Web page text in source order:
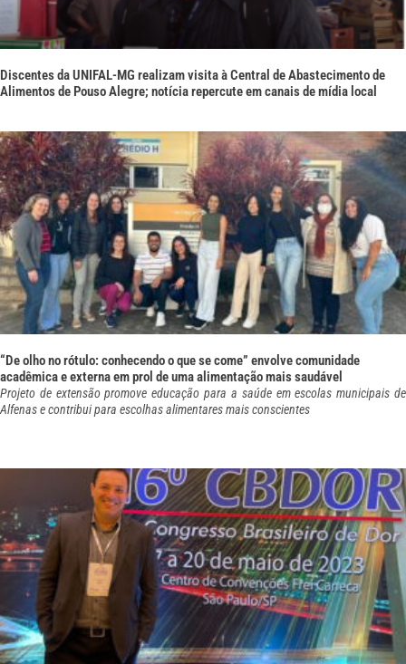
Discentes da UNIFAL-MG realizam visita à Central de Abastecimento de
Alimentos de Pouso Alegre; notícia repercute em canais de mídia local
“De olho no rótulo: conhecendo o que se come” envolve comunidade
acadêmica e externa em prol de uma alimentação mais saudável
Projeto de extensão promove educação para a saúde em escolas municipais de
Alfenas e contribui para escolhas alimentares mais conscientes